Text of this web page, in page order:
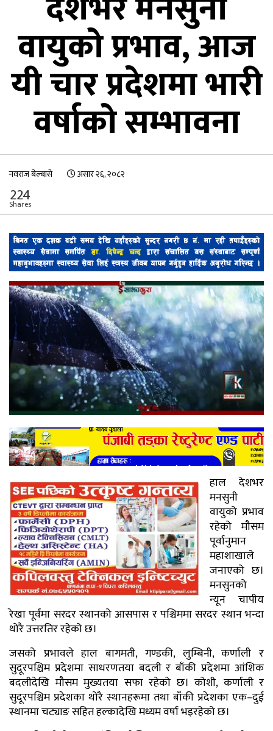
वायुको प्रभाव, आज
यी चार प्रदेशमा भारी
वर्षाको सम्भावना
नवराज बेल्बासे असार २६, २०८२
224
Shares
हाल देशभर
मनसुनी
वायुको प्रभाव
रहेको मौसम
पूर्वानुमान
महाशाखाले
जनाएको छ।
मनसुनको
न्यून चापीय
रेखा पूर्वमा सरदर स्थानको आसपास र पश्चिममा सरदर स्थान भन्दा
थोरै उत्तरतिर रहेको छ।
जसको प्रभावले हाल बागमती, गण्डकी, लुम्बिनी, कर्णाली र
सुदूरपश्चिम प्रदेशमा साधरणतया बदली र बाँकी प्रदेशमा आंशिक
बदलीदेखि मौसम मुख्यतया सफा रहेको छ। कोशी, कर्णाली र
सुदूरपश्चिम प्रदेशका थोरै स्थानहरूमा तथा बाँकी प्रदेशका एक–दुई
स्थानमा चट्याङ सहित हल्कादेखि मध्यम वर्षा भइरहेको छ।